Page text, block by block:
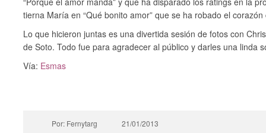
tierna María en “Qué bonito amor” que se ha robado el
Lo que hicieron juntas es una divertida sesión de fotos con
de Soto. Todo fue para agradecer al público y darles una linda
Vía: Esmas
Por: Fernytarg
21/01/2013